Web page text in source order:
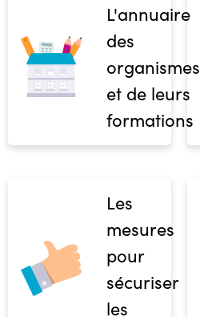
L'annuaire
des
organismes
et de leurs
formations
Les
mesures
pour
sécuriser
les